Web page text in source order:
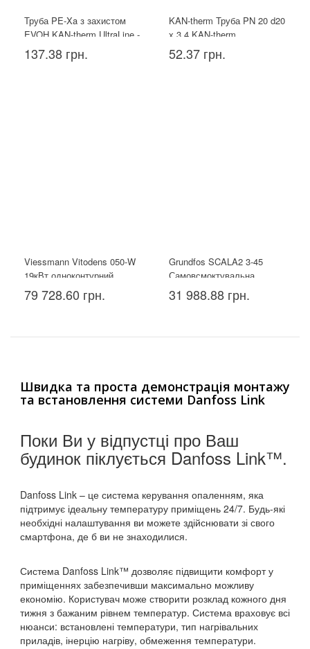
Труба PE-Xa з захистом
EVOH KAN-therm UltraLine -
16x2.2
137.38 грн.
KAN-therm Труба PN 20 d20
х 3,4 KAN-therm
52.37 грн.
Viessmann Vitodens 050-W
19кВт одноконтурний
79 728.60 грн.
Grundfos SCALA2 3-45
Самовсмоктувальна
насосна установка
31 988.88 грн.
Швидка та проста демонстрація монтажу
та встановлення системи Danfoss Link
Поки Ви у відпустці про Ваш
будинок піклується Danfoss Link™.
Danfoss Link – це система керування опаленням, яка
підтримує ідеальну температуру приміщень 24/7. Будь-які
необхідні налаштування ви можете здійснювати зі свого
смартфона, де б ви не знаходилися.
Система Danfoss Link™ дозволяє підвищити комфорт у
приміщеннях забезпечивши максимально можливу
економію. Користувач може створити розклад кожного дня
тижня з бажаним рівнем температур. Система враховує всі
нюанси: встановлені температури, тип нагрівальних
приладів, інерцію нагріву, обмеження температури.